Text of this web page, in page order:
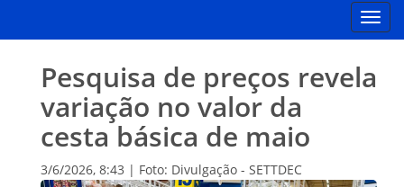
Pesquisa de preços revela
variação no valor da
cesta básica de maio
3/6/2026, 8:43 | Foto: Divulgação - SETTDEC